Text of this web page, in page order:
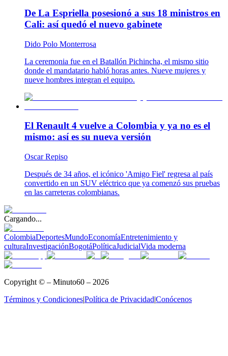
De La Espriella posesionó a sus 18 ministros en
Cali: así quedó el nuevo gabinete
Dido Polo Monterrosa
La ceremonia fue en el Batallón Pichincha, el mismo sitio
donde el mandatario habló horas antes. Nueve mujeres y
nueve hombres integran el equipo.
El Renault 4 vuelve a Colombia y ya no es el
mismo: así es su nueva versión
Oscar Repiso
Después de 34 años, el icónico 'Amigo Fiel' regresa al país
convertido en un SUV eléctrico que ya comenzó sus pruebas
en las carreteras colombianas.
Cargando...
ColombiaDeportesMundoEconomíaEntretenimiento y
culturaInvestigaciónBogotáPolíticaJudicialVida moderna
Copyright © – Minuto60 – 2026
Términos y Condiciones|Política de Privacidad|Conócenos